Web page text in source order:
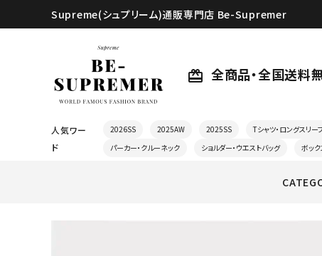
Supreme(シュプリーム)通販専門店 Be-Supremer
card_giftcard 全商品・全国送料無
人気ワー
ド
2026SS 2025AW 2025SS Tシャツ・ロングスリー
パーカー・クルーネック
ショルダー・ウエストバッグ ボッ